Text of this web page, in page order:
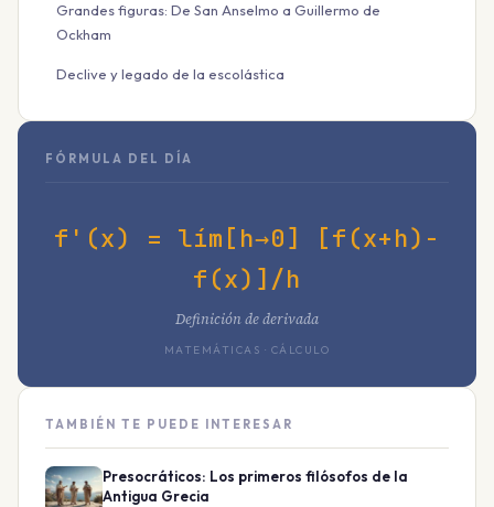
Grandes figuras: De San Anselmo a Guillermo de
Ockham
Declive y legado de la escolástica
FÓRMULA DEL DÍA
f'(x) = lím[h→0] [f(x+h)-
f(x)]/h
Definición de derivada
MATEMÁTICAS · CÁLCULO
TAMBIÉN TE PUEDE INTERESAR
Presocráticos: Los primeros filósofos de la
Antigua Grecia